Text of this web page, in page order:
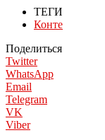
ТЕГИ
Конте
Поделиться
Twitter
WhatsApp
Email
Telegram
VK
Viber